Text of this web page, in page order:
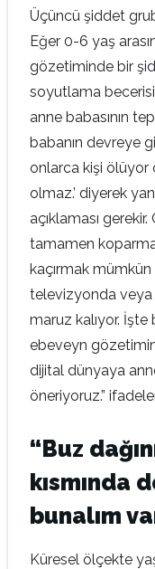
Üçüncü şiddet
Eğer 0-6 yaş
gözetiminde bir
soyutlama
anne babasının
babanın devreye
onlarca kişi
olmaz.’ diyerek
açıklaması
tamamen
kaçırmak
televizyonda
maruz kalıyor.
ebeveyn
dijital dünyaya
öneriyoruz.”
“Buz
kısmında
bunalım
Küresel ölçekte